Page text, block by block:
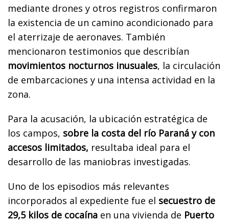
mediante drones y otros registros confirmaron
la existencia de un camino acondicionado para
el aterrizaje de aeronaves. También
mencionaron testimonios que describían
movimientos nocturnos inusuales, la circulación
de embarcaciones y una intensa actividad en la
zona.
Para la acusación, la ubicación estratégica de
los campos, sobre la costa del río Paraná y con
accesos limitados, resultaba ideal para el
desarrollo de las maniobras investigadas.
Uno de los episodios más relevantes
incorporados al expediente fue el secuestro de
29,5 kilos de cocaína en una vivienda de Puerto